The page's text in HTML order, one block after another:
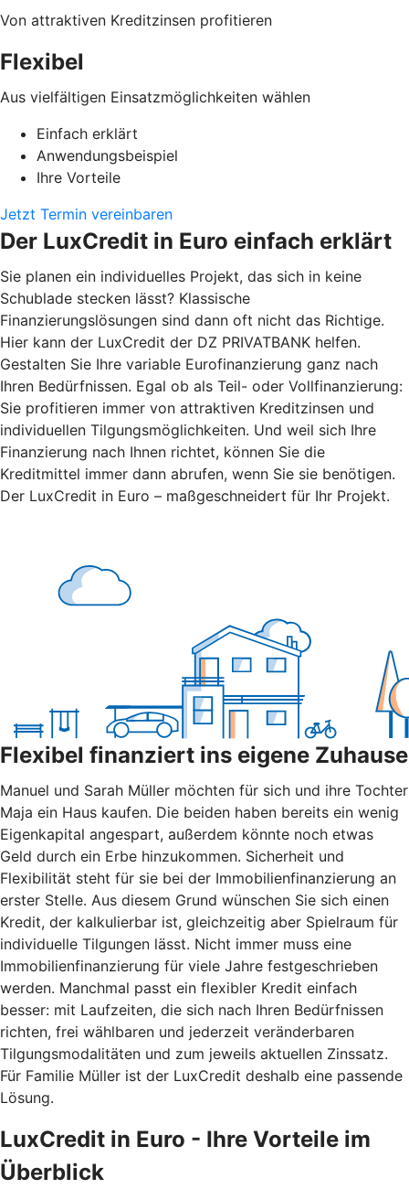
Von attraktiven Kreditzinsen profitieren
Flexibel
Aus vielfältigen Einsatzmöglichkeiten wählen
Einfach erklärt
Anwendungsbeispiel
Ihre Vorteile
Jetzt Termin vereinbaren
Der LuxCredit in Euro einfach erklärt
Sie planen ein individuelles Projekt, das sich in keine
Schublade stecken lässt? Klassische
Finanzierungslösungen sind dann oft nicht das Richtige.
Hier kann der LuxCredit der DZ PRIVATBANK helfen.
Gestalten Sie Ihre variable Eurofinanzierung ganz nach
Ihren Bedürfnissen. Egal ob als Teil- oder Vollfinanzierung:
Sie profitieren immer von attraktiven Kreditzinsen und
individuellen Tilgungsmöglichkeiten. Und weil sich Ihre
Finanzierung nach Ihnen richtet, können Sie die
Kreditmittel immer dann abrufen, wenn Sie sie benötigen.
Der LuxCredit in Euro – maßgeschneidert für Ihr Projekt.
Flexibel finanziert ins eigene Zuhause
Manuel und Sarah Müller möchten für sich und ihre Tochter
Maja ein Haus kaufen. Die beiden haben bereits ein wenig
Eigenkapital angespart, außerdem könnte noch etwas
Geld durch ein Erbe hinzukommen. Sicherheit und
Flexibilität steht für sie bei der Immobilienfinanzierung an
erster Stelle. Aus diesem Grund wünschen Sie sich einen
Kredit, der kalkulierbar ist, gleichzeitig aber Spielraum für
individuelle Tilgungen lässt. Nicht immer muss eine
Immobilienfinanzierung für viele Jahre festgeschrieben
werden. Manchmal passt ein flexibler Kredit einfach
besser: mit Laufzeiten, die sich nach Ihren Bedürfnissen
richten, frei wählbaren und jederzeit veränderbaren
Tilgungsmodalitäten und zum jeweils aktuellen Zinssatz.
Für Familie Müller ist der LuxCredit deshalb eine passende
Lösung.
LuxCredit in Euro - Ihre Vorteile im
Überblick